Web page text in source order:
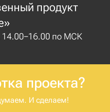
продукт
14.00−16.00 по МСК
проекта?
И сделаем!